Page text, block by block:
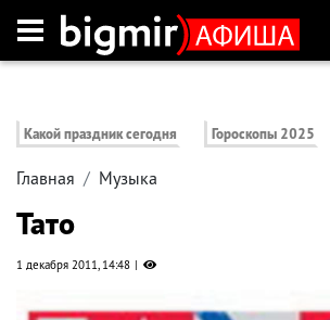
Какой праздник сегодня Гороскопы 2025
Главная Музыка
Тато
1 декабря 2011, 14:48